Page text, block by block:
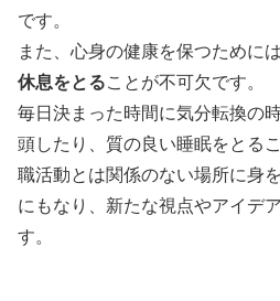
です。
また、心身の健康を保つために
休息をとることが不可欠です。
毎日決まった時間に気分転換の
頭したり、質の良い睡眠をとる
職活動とは関係のない場所に身
にもなり、新たな視点やアイデ
す。